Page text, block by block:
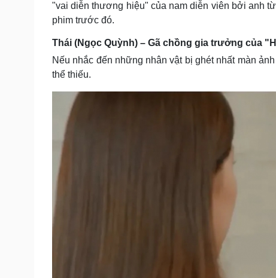
"vai diễn thương hiệu" của nam diễn viên bởi anh
phim trước đó.
Thái (Ngọc Quỳnh) – Gã chồng gia trưởng của
Nếu nhắc đến những nhân vật bị ghét nhất màn
thể thiếu.